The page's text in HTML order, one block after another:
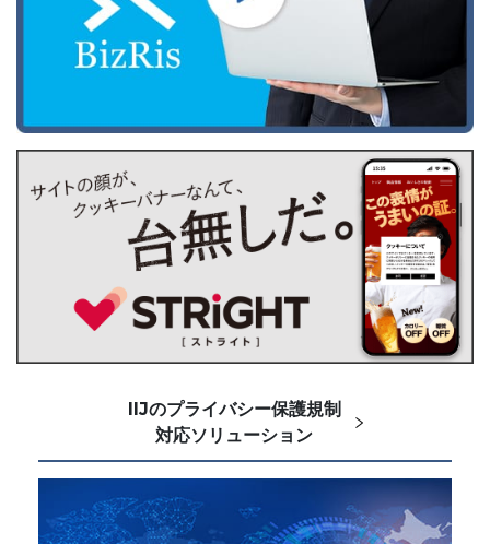
IIJのプライバシー保護規制
対応ソリューション